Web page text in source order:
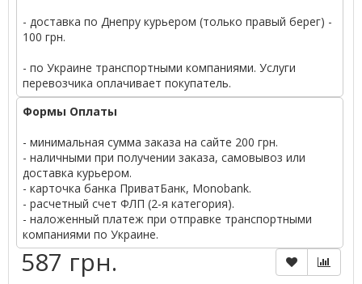
- доставка по Днепру курьером (только правый берег) -
100 грн.
- по Украине транспортными компаниями. Услуги
перевозчика оплачивает покупатель.
Формы Оплаты
- минимальная сумма заказа на сайте 200 грн.
- наличными при получении заказа, самовывоз или
доставка курьером.
- карточка банка ПриватБанк, Monobank.
- расчетный счет ФЛП (2-я категория).
- наложенный платеж при отправке транспортными
компаниями по Украине.
587 грн.